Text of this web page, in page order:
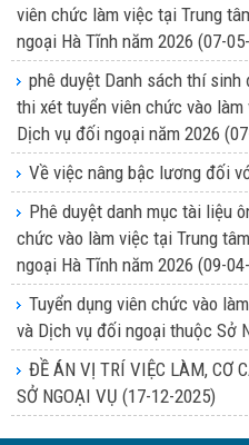
viên chức làm việc tại Trung
ngoại Hà Tĩnh năm 2026 (07-
phê duyệt Danh sách thí
thi xét tuyển viên chức vào
Dịch vụ đối ngoại năm 2026
Về việc nâng bậc lương đối
Phê duyệt danh mục tài liệu
chức vào làm việc tại Trung
ngoại Hà Tĩnh năm 2026 (09-
Tuyển dụng viên chức vào
và Dịch vụ đối ngoại thuộc Sở
ĐỀ ÁN VỊ TRÍ VIỆC LÀM, CƠ
SỞ NGOẠI VỤ (17-12-2025)